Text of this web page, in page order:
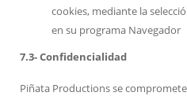
cookies, mediante la
en su programa Navegador
7.3- Confidencialidad
Piñata Productions se